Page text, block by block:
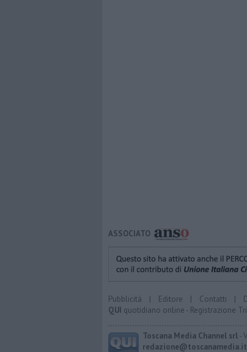
ASSOCIATO
Pubblicità | Editore | Contatti |
QUI quotidiano online - Registrazione
Toscana Media Channel srl-
redazione@toscanamedia.it